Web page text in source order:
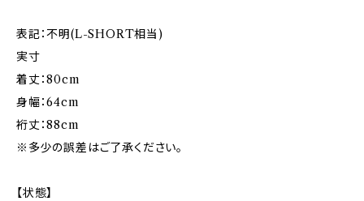
表記：不明(L-SHORT相当)
実寸
着丈：80cm
身幅：64cm
裄丈：88cm
※多少の誤差はご了承ください。
【状態】